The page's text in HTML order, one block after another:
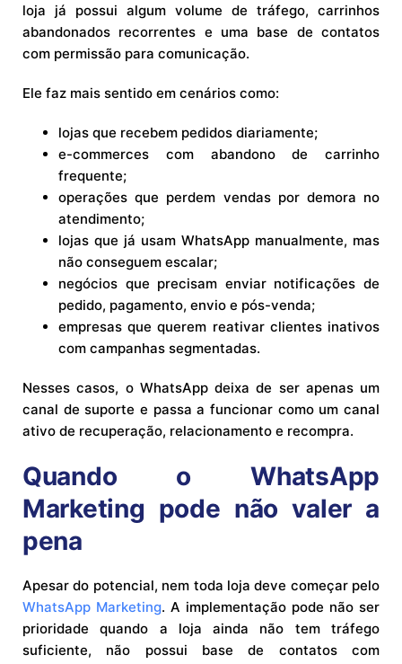
loja já possui algum volume de tráfego, carrinhos
abandonados recorrentes e uma base de contatos
com permissão para comunicação.
Ele faz mais sentido em cenários como:
lojas que recebem pedidos diariamente;
e-commerces com abandono de carrinho
frequente;
operações que perdem vendas por demora no
atendimento;
lojas que já usam WhatsApp manualmente, mas
não conseguem escalar;
negócios que precisam enviar notificações de
pedido, pagamento, envio e pós-venda;
empresas que querem reativar clientes inativos
com campanhas segmentadas.
Nesses casos, o WhatsApp deixa de ser apenas um
canal de suporte e passa a funcionar como um canal
ativo de recuperação, relacionamento e recompra.
Quando o WhatsApp
Marketing pode não valer a
pena
Apesar do potencial, nem toda loja deve começar pelo
WhatsApp Marketing. A implementação pode não ser
prioridade quando a loja ainda não tem tráfego
suficiente, não possui base de contatos com